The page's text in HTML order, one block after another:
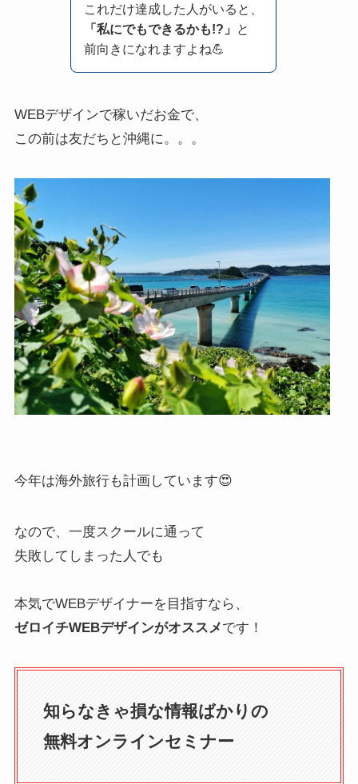
これだけ達成した人がいると、
「私にでもできるかも!?」
と
前向きになれますよね💪
WEBデザインで稼いだお金で、
この前は友だちと沖縄に。。。
今年は海外旅行も計画しています😍
なので、一度スクールに通って
失敗してしまった人でも
本気でWEBデザイナーを目指すなら、
ゼロイチWEBデザインがオススメです！
知らなきゃ損な情報ばかりの
無料オンラインセミナー